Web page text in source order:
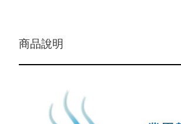
貝柔國際
貝寶
商品說明